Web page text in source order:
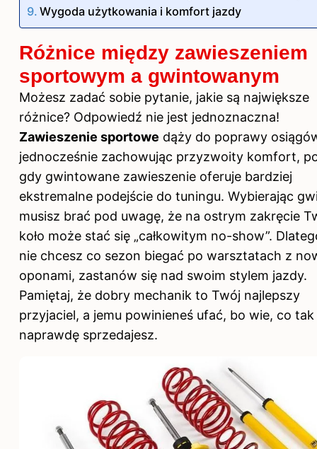
Wygoda użytkowania i komfort jazdy
Różnice między zawieszeniem
sportowym a gwintowanym
Możesz zadać sobie pytanie, jakie są największe
różnice? Odpowiedź nie jest jednoznaczna!
Zawieszenie sportowe dąży do poprawy
jednocześnie zachowując przyzwoity komfort,
gdy gwintowane zawieszenie oferuje bardziej
ekstremalne podejście do tuningu. Wybierając
musisz brać pod uwagę, że na ostrym zakręcie
koło może stać się „całkowitym no-show”.
nie chcesz co sezon biegać po warsztatach z
oponami, zastanów się nad swoim stylem jazdy.
Pamiętaj, że dobry mechanik to Twój najlepszy
przyjaciel, a jemu powinieneś ufać, bo wie, co tak
naprawdę sprzedajesz.